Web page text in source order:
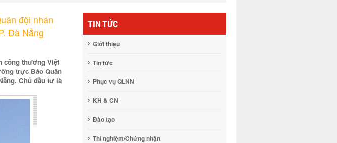
đội nhân
Đà Nẵng
công thương Việt
trực Báo Quân
Chủ đầu tư là
TIN TỨC
Giới thiệu
Tin tức
Phục vụ QLNN
KH & CN
Đào tạo
Thí nghiệm/Chứng nhận